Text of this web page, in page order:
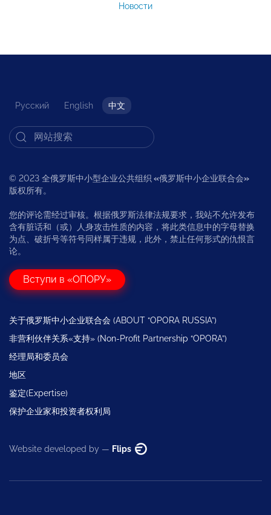
Новости
Русский English 中文
© 2023 全俄罗斯中小型企业公共组织 «俄罗斯中小企业联合会»
版权所有。
您的评论需经过审核。根据俄罗斯法律法规要求，我站不允许发布
含有脏话和（或）人身攻击性质的内容，将此类信息中的字母替换
为点、破折号等符号同样属于违规，此外，禁止任何形式的仇恨言
论。
Вступи в «ОПОРУ»
关于俄罗斯中小企业联合会 (ABOUT “OPORA RUSSIA”)
非营利伙伴关系«支持» (Non-Profit Partnership “OPORA”)
经理局和委员会
地区
鉴定(Expertise)
保护企业家和投资者权利局
Website developed by — Flips